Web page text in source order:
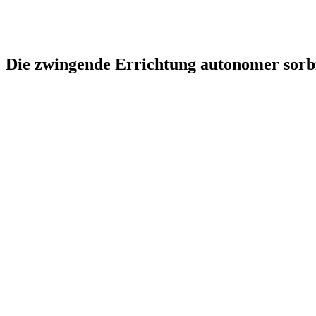
Die zwingende Errichtung autonomer